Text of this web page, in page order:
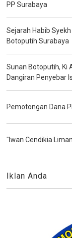
PP Surabaya
Sejarah Habib
Botoputih Surabaya
Sunan Botoputih, Ki
Dangiran Penyebar
Pemotongan Dana
"Iwan Cendikia
Iklan Anda